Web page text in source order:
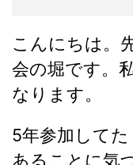
こんにちは。
会の堀です。
なります。
5年参加して
あることに気